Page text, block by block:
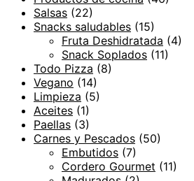
Salsas (22)
Snacks saludables (15)
Fruta Deshidratada (4)
Snack Soplados (11)
Todo Pizza (8)
Vegano (14)
Limpieza (5)
Aceites (1)
Paellas (3)
Carnes y Pescados (50)
Embutidos (7)
Cordero Gourmet (11)